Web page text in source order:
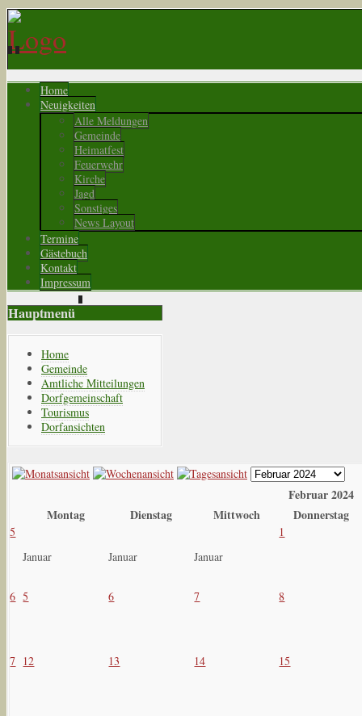
Home
Neuigkeiten
Alle Meldungen
Gemeinde
Heimatfest
Feuerwehr
Kirche
Jagd
Sonstiges
News Layout
Termine
Gästebuch
Kontakt
Impressum
Hauptmenü
Home
Gemeinde
Amtliche Mitteilungen
Dorfgemeinschaft
Tourismus
Dorfansichten
Februar 2024
Montag
Dienstag Mittwoch Donnerstag
5
Januar
Januar Januar
1
6 5 6 7 8
7 12 13 14 15